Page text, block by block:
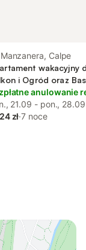
Calpe
wakacyjny
i Ogród oraz
na jezioro
anulowanie
21.09 - pon., 28.09
zł·7 noce